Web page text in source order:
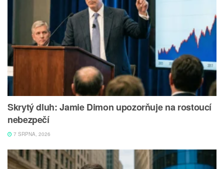
Skrytý dluh: Jamie Dimon upozorňuje na rostoucí
nebezpečí
7 SRPNA, 2026